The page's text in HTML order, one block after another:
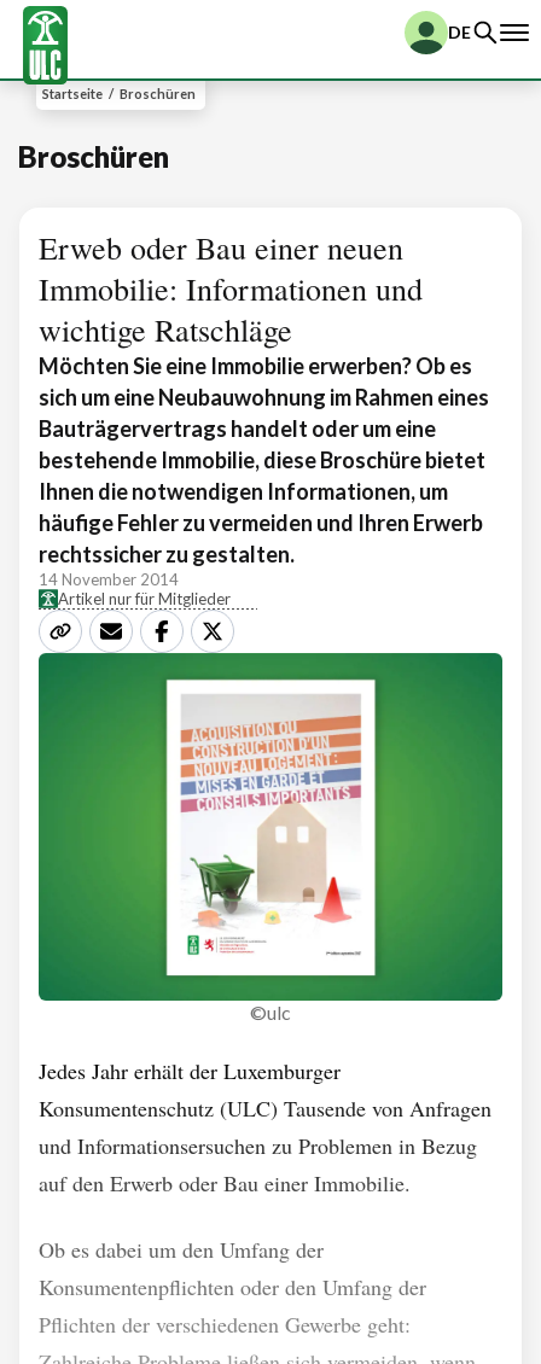
DE
Startseite / Broschüren
Broschüren
Erweb oder Bau einer neuen
Immobilie: Informationen und
wichtige Ratschläge
Möchten Sie eine Immobilie erwerben? Ob es
sich um eine Neubauwohnung im Rahmen eines
Bauträgervertrags handelt oder um eine
bestehende Immobilie, diese Broschüre bietet
Ihnen die notwendigen Informationen, um
häufige Fehler zu vermeiden und Ihren Erwerb
rechtssicher zu gestalten.
14 November 2014
Artikel nur für Mitglieder
©ulc
Jedes Jahr erhält der Luxemburger
Konsumentenschutz (ULC) Tausende von Anfragen
und Informationsersuchen zu Problemen in Bezug
auf den Erwerb oder Bau einer Immobilie.
Ob es dabei um den Umfang der
Konsumentenpflichten oder den Umfang der
Pflichten der verschiedenen Gewerbe geht: